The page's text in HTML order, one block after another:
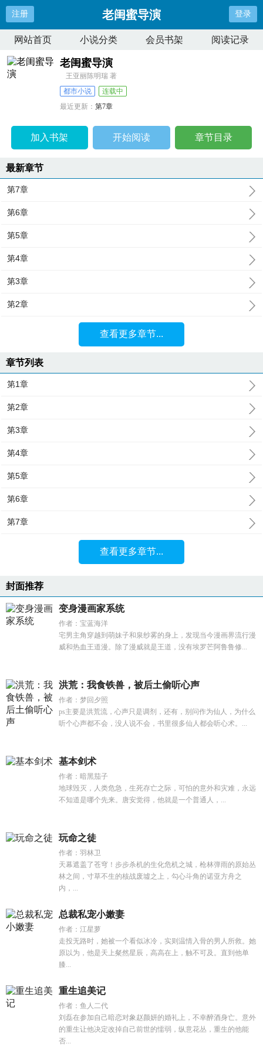
注册 老闺蜜导演 登录
网站首页 小说分类 会员书架 阅读记录
老闺蜜导演
王亚丽陈明瑞 著
都市小说
连载中
最近更新：第7章
加入书架 开始阅读 章节目录
最新章节
第7章
第6章
第5章
第4章
第3章
第2章
查看更多章节...
章节列表
第1章
第2章
第3章
第4章
第5章
第6章
第7章
查看更多章节...
封面推荐
变身漫画家系统
作者：宝蓝海洋
宅男主角穿越到萌妹子和泉纱雾的身上，发现当今漫画界流行漫
威和热血王道漫。除了漫威就是王道，没有埃罗芒阿鲁鲁修...
洪荒：我食铁兽，被后土偷听心声
作者：梦回夕照
ps主要是洪荒流，心声只是调剂，还有，别问作为仙人，为什么
听个心声都不会，没人说不会，书里很多仙人都会听心术。...
基本剑术
作者：暗黑茄子
地球毁灭，人类危急，生死存亡之际，可怕的意外和灾难，永远
不知道是哪个先来。唐安觉得，他就是一个普通人，...
玩命之徒
作者：羽林卫
天幕遮盖了苍穹！步步杀机的生化危机之城，枪林弹雨的原始丛
林之间，寸草不生的核战废墟之上，勾心斗角的诺亚方舟之
内，...
总裁私宠小嫩妻
作者：江星萝
走投无路时，她被一个看似冰冷，实则温情入骨的男人所救。她
原以为，他是天上粲然星辰，高高在上，触不可及。直到他单
膝...
重生追美记
作者：鱼人二代
刘磊在参加自己暗恋对象赵颜妍的婚礼上，不幸醉酒身亡。意外
的重生让他决定改掉自己前世的懦弱，纵意花丛，重生的他能
否...